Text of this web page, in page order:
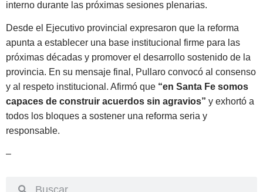
interno durante las próximas sesiones plenarias.
Desde el Ejecutivo provincial expresaron que la reforma
apunta a establecer una base institucional firme para las
próximas décadas y promover el desarrollo sostenido de la
provincia. En su mensaje final, Pullaro convocó al consenso
y al respeto institucional. Afirmó que “en Santa Fe somos
capaces de construir acuerdos sin agravios” y exhortó a
todos los bloques a sostener una reforma seria y
responsable.
–